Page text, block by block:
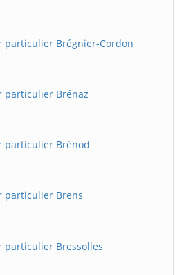
particulier Brégnier-Cordon
particulier Brénaz
particulier Brénod
particulier Brens
particulier Bressolles